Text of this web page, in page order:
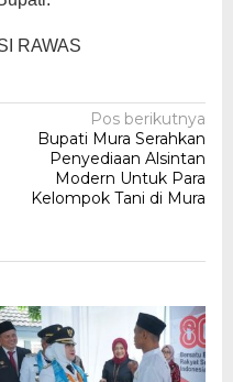
RAWAS
Pos berikutnya
Bupati Mura Serahkan
Penyediaan Alsintan
Modern Untuk Para
Kelompok Tani di Mura